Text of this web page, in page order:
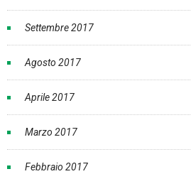
Settembre 2017
Agosto 2017
Aprile 2017
Marzo 2017
Febbraio 2017